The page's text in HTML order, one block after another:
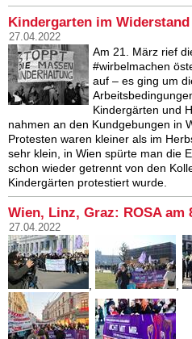
Kindergarten im Widerstand
27.04.2022
Am 21. März rief
#wirbelmachen
auf – es ging um
Kindergärten und
nahmen an den Kundgebungen in
Protesten waren kleiner als im
sehr klein, in Wien spürte man die
schon wieder getrennt von den
Kindergärten protestiert wurde.
Wien, Linz, Graz: ROSA am
27.04.2022
, ,